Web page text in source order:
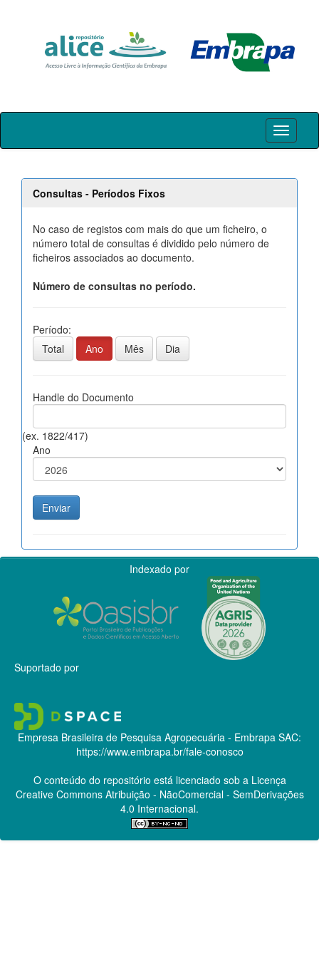
Skip
Consultas - Períodos Fixos
No caso de registos com mais do que um ficheiro, o
número total de consultas é dividido pelo número de
ficheiros associados ao documento.
Número de consultas no período.
Período:
Total
Ano Mês Dia
Handle do Documento
(ex. 1822/417)
Ano
Indexado por
Suportado por
Empresa Brasileira de Pesquisa Agropecuária - Embrapa SAC:
https://www.embrapa.br/fale-conosco
O conteúdo do repositório está licenciado sob a Licença
Creative CommonsAtribuição - NãoComercial - SemDerivações
4.0 Internacional.